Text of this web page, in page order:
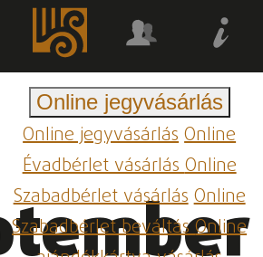
Online jegyvásárlás
Online jegyvásárlásOnline
Évadbérlet vásárlásOnline
Szabadbérlet vásárlásOnline
Szabadbérlet beváltásOnline